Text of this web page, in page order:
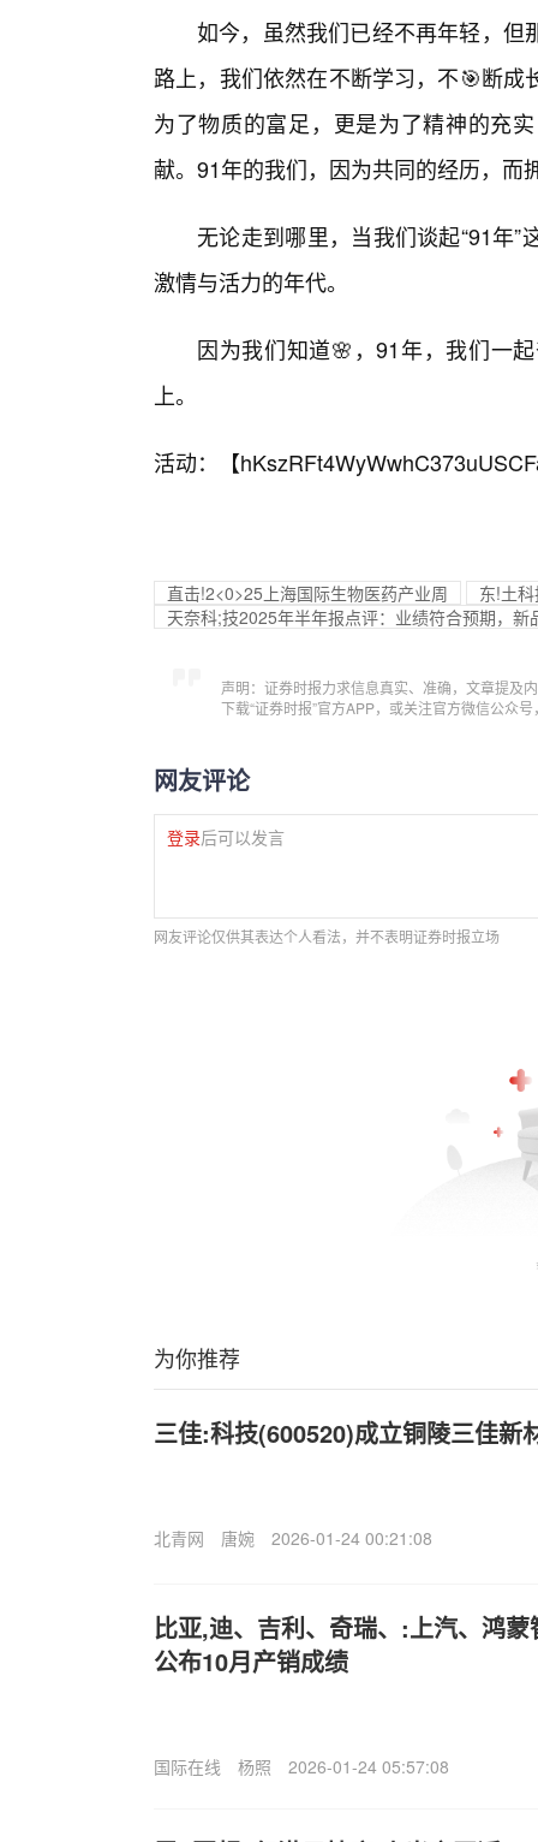
如今，虽然我们已经不再年轻，但
路上，我们依然在不断学习，不🎯断
为了物质的富足，更是为了精神的充
献。91年的我们，因为共同的经历，而
无论走到哪里，当我们谈起“91年
激情与活力的年代。
因为我们知道🌸，91年，我们一
上。
活动：【
直击!2<0>25上海国际生物医药产业周
东!土
天奈科;技2025年半年报点评：业绩符合预期，
声明：证券时报力求信息真实、准确，文章提及
下载“证券时报”官方APP，或关注官方微信公众
网友评论
登录后可以发言
网友评论仅供其表达个人看法，并不表明证券时报立场
为你推荐
三佳:科技(600520)成立铜陵三佳新
北青网 唐婉 2026-01-24 00:21:08
比亚,迪、吉利、奇瑞、:上汽、鸿
公布10月产销成绩
国际在线 杨照 2026-01-24 05:57:08